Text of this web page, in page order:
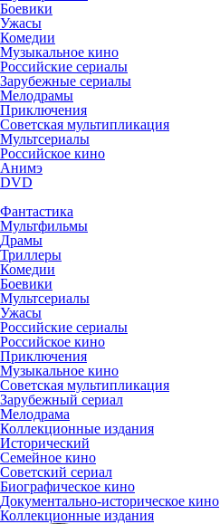
Боевики
Ужасы
Комедии
Музыкальное кино
Российские сериалы
Зарубежные сериалы
Мелодрамы
Приключения
Советская мультипликация
Мультсериалы
Российское кино
Анимэ
DVD
Фантастика
Мультфильмы
Драмы
Триллеры
Комедии
Боевики
Мультсериалы
Ужасы
Российские сериалы
Российское кино
Приключения
Музыкальное кино
Советская мультипликация
Зарубежный сериал
Мелодрама
Коллекционные издания
Исторический
Семейное кино
Советский сериал
Биографическое кино
Документально-историческое кино
Коллекционные издания